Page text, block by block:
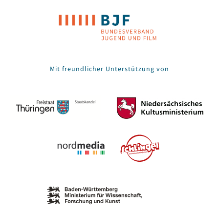
Mit freundlicher Unterstützung von